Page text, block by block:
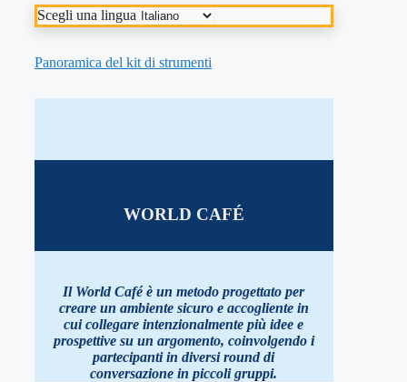
Scegli una lingua
Panoramica del kit di strumenti
WORLD CAFÉ
Il World Café è un metodo progettato per
creare un ambiente sicuro e accogliente in
cui collegare intenzionalmente più idee e
prospettive su un argomento, coinvolgendo i
partecipanti in diversi round di
conversazione in piccoli gruppi.